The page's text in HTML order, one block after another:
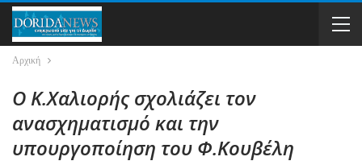
Αρχική
Ο Κ.Χαλιορής σχολιάζει τον
ανασχηματισμό και την
υπουργοποίηση του Φ.Κουβέλη